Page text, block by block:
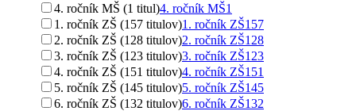
4. ročník MŠ (1 titul)4. ročník MŠ1
1. ročník ZŠ (157 titulov)1. ročník ZŠ157
2. ročník ZŠ (128 titulov)2. ročník ZŠ128
3. ročník ZŠ (123 titulov)3. ročník ZŠ123
4. ročník ZŠ (151 titulov)4. ročník ZŠ151
5. ročník ZŠ (145 titulov)5. ročník ZŠ145
6. ročník ZŠ (132 titulov)6. ročník ZŠ132